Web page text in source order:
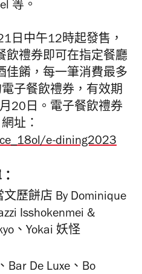
等。
日 中午12時起發售，
飲禮券即可在指定餐廳
佳餚， 每一筆消費最多
子餐飲禮券， 有效期
月 20 日。 電子餐飲禮券
址：
e-dining2023
文歷餅店 By Dominique
Isshokenmei &
、Yokai 妖怪
Bar De Luxe、 Bo